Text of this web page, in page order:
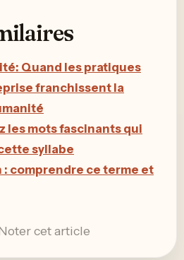
Quand les pratiques
franchissent la
les mots fascinants qui
syllabe
comprendre ce terme et
cet article